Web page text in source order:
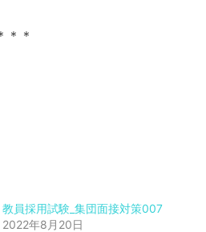
＊＊
教員採用試験_集団面接対策007
2022年8月20日